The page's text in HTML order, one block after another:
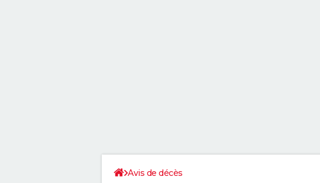
Avis de décès